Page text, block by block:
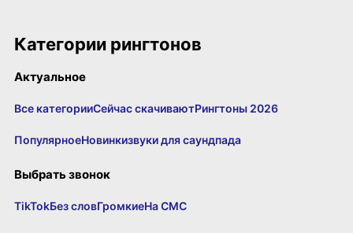
Категории рингтонов
Актуальное
Все категорииСейчас скачиваютРингтоны 2026
ПопулярноеНовинкизвуки для саундпада
Выбрать звонок
TikTokБез словГромкиеНа СМС